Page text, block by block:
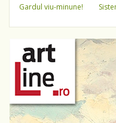
gardul viu-minune!